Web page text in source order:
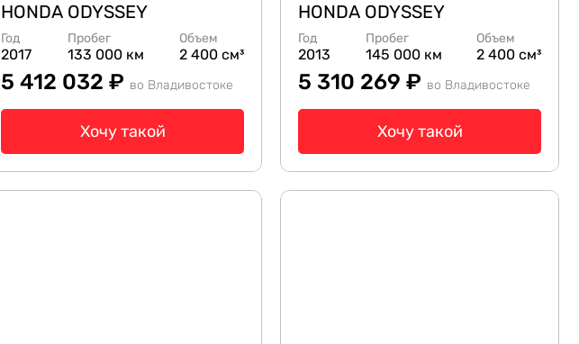
HONDA ODYSSEY
Год
2017
Пробег
133 000 км
Объем
2 400 см³
5 412 032 ₽ во Владивостоке
Хочу такой
HONDA ODYSSEY
Год
2013
Пробег
145 000 км
Объем
2 400 см³
5 310 269 ₽ во Владивостоке
Хочу такой